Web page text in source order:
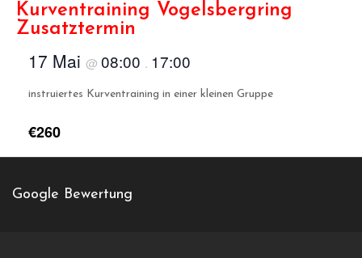
Kurventraining Vogelsbergring
Zusatztermin
17 Mai @ 08:00 . 17:00
instruiertes Kurventraining in einer kleinen Gruppe
€260
MotoTeam
Google Bewertung